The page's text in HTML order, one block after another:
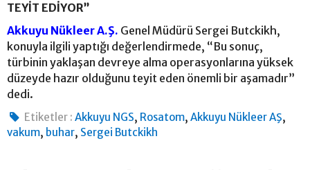
TEYİT EDİYOR”
Akkuyu Nükleer A.Ş. Genel Müdürü Sergei Butckikh,
konuyla ilgili yaptığı değerlendirmede, “Bu sonuç,
türbinin yaklaşan devreye alma operasyonlarına yüksek
düzeyde hazır olduğunu teyit eden önemli bir aşamadır”
dedi.
Etiketler : Akkuyu NGS, Rosatom,Akkuyu Nükleer AŞ,
vakum, buhar, Sergei Butckikh